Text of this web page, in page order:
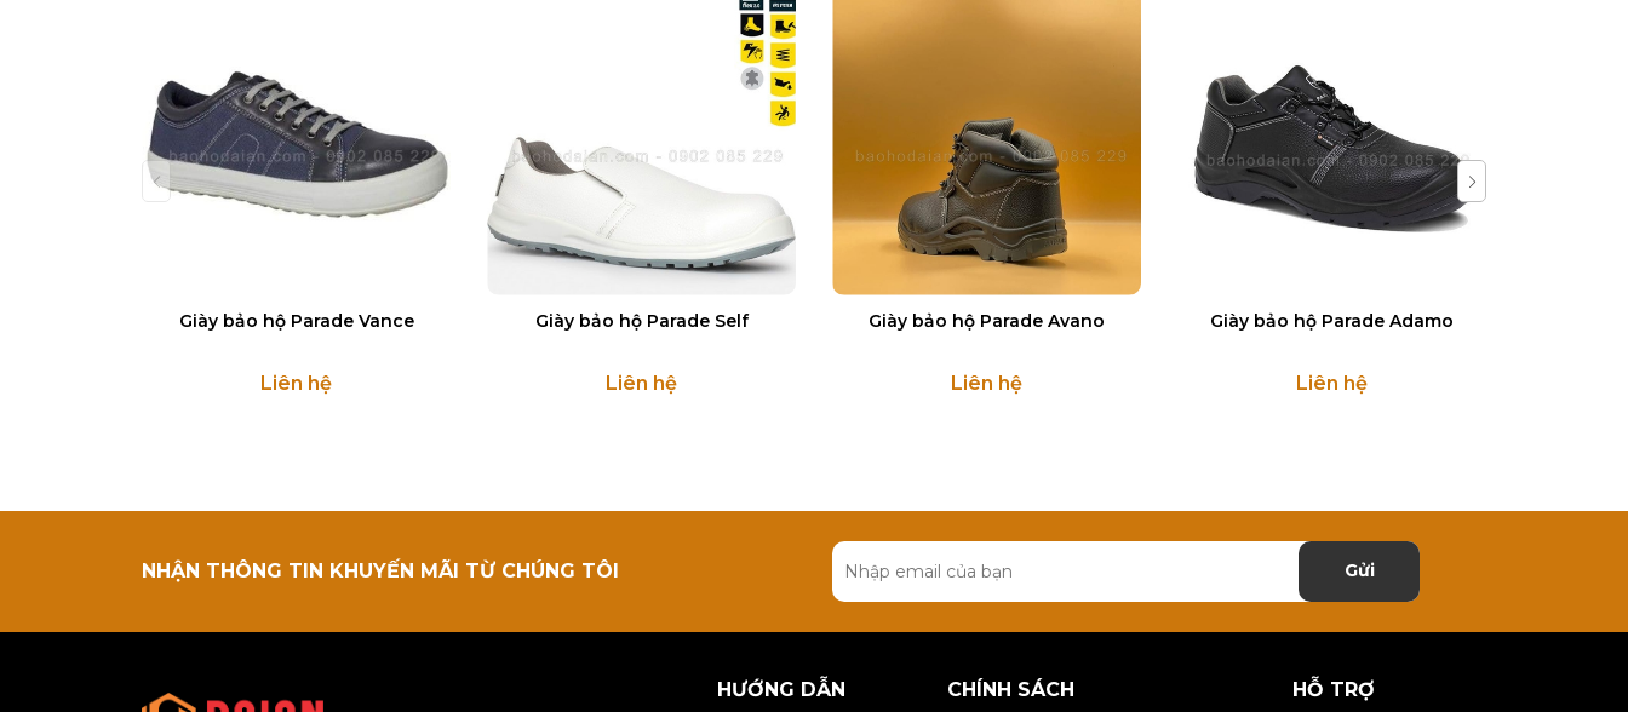
Giày bảo hộ Parade Vance
Liên hệ
Giày bảo hộ Parade Self
Liên hệ
Giày bảo hộ Parade Avano
Liên hệ
Giày bảo hộ Parade Adamo
Liên hệ
NHẬN THÔNG TIN KHUYẾN MÃI TỪ CHÚNG TÔI Gửi
HƯỚNG DẪN CHÍNH SÁCH HỖ TRỢ